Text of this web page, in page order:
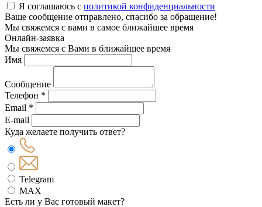
Я соглашаюсь с политикой конфиденциальности
Ваше сообщение отправлено, спасибо за обращение!
Мы свяжемся с вами в самое ближайшее время
Онлайн-заявка
Мы свяжемся с Вами в ближайшее время
Имя
Сообщение
Телефон *
Email *
E-mail
Куда желаете получить ответ?
Telegram
MAX
Есть ли у Вас готовый макет?